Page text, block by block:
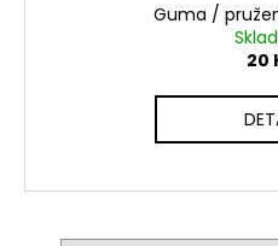
Guma /
20